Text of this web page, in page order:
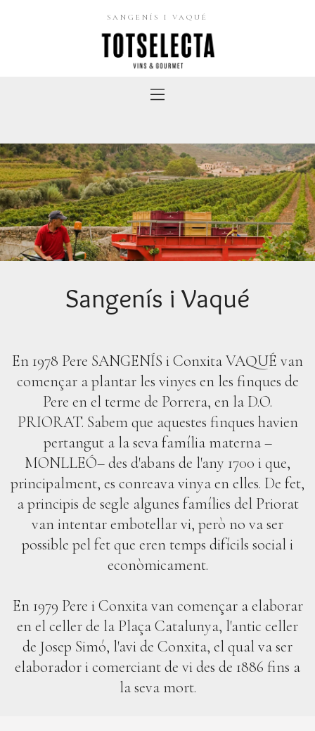
SANGENÍS I VAQUÉ
Sangenís i Vaqué
En 1978 Pere SANGENÍS i Conxita VAQUÉ van
començar a plantar les vinyes en les finques de
Pere en el terme de Porrera, en la D.O.
PRIORAT. Sabem que aquestes finques havien
pertangut a la seva família materna –
MONLLEÓ– des d'abans de l'any 1700 i que,
principalment, es conreava vinya en elles. De fet,
a principis de segle algunes famílies del Priorat
van intentar embotellar vi, però no va ser
possible pel fet que eren temps difícils social i
econòmicament.
En 1979 Pere i Conxita van començar a elaborar
en el celler de la Plaça Catalunya, l'antic celler
de Josep Simó, l'avi de Conxita, el qual va ser
elaborador i comerciant de vi des de 1886 fins a
la seva mort.